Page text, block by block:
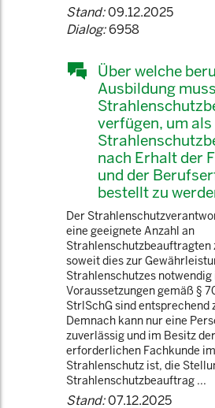
Stand:09.12.2025
Dialog:6958
Über welche
Ausbildung
verfügen, um als
nach Erhalt der
und der
bestellt zu
Der
eine geeignete Anzahl an
Strahlenschutzbeauftragten
soweit dies zur
Strahlenschutzes notwendig
Voraussetzungen gemäß §
StrlSchG sind entsprechend
Demnach kann nur eine
zuverlässig und im Besitz der
erforderlichen Fachkunde im
Strahlenschutz ist, die
Strahlenschutzbeauftrag ...
Stand:07.12.2025